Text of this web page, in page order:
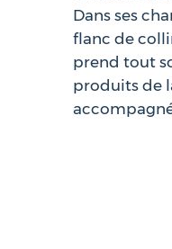
Dans ses
flanc de
prend tout
produits de